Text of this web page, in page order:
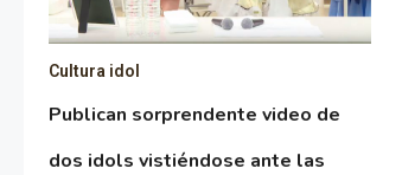
Cultura idol
Publican sorprendente video de
dos idols vistiéndose ante las